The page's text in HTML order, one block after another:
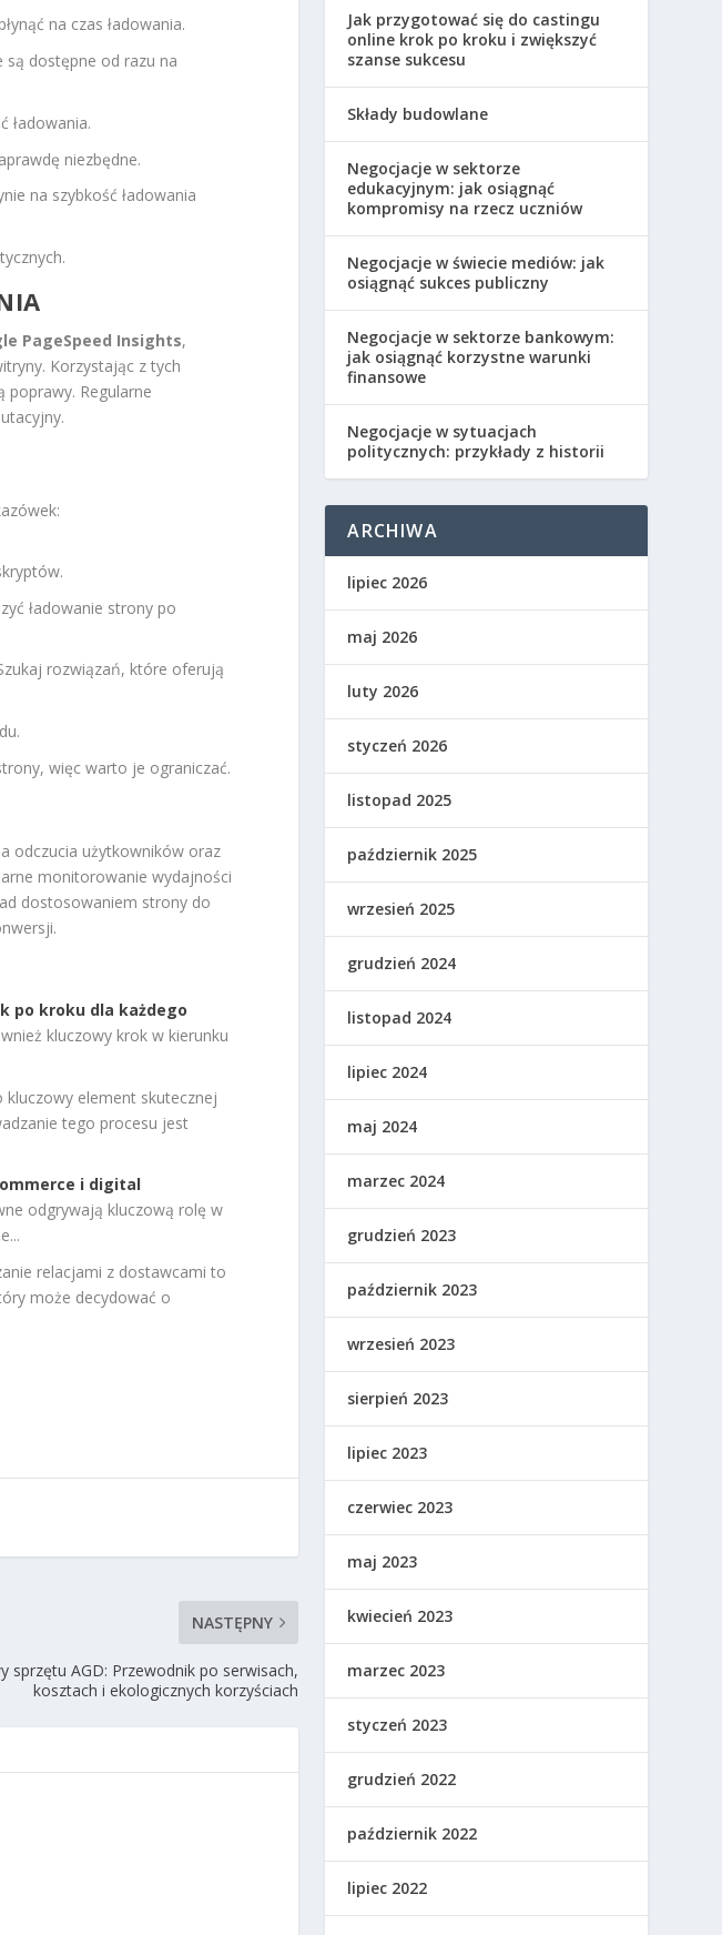
na czas ładowania.
są dostępne od razu na
ładowania.
niezbędne.
na szybkość ładowania
PageSpeed Insights,
Korzystając z tych
Regularne
ładowanie strony po
rozwiązań, które oferują
więc warto je ograniczać.
odczucia użytkowników oraz
monitorowanie wydajności
dostosowaniem strony do
po kroku dla każdego
kluczowy krok w kierunku
kluczowy element skutecznej
tego procesu jest
i digital
odgrywają kluczową rolę w
relacjami z dostawcami to
może decydować o
NASTĘPNY
sprzętu AGD: Przewodnik po serwisach,
kosztach i ekologicznych korzyściach
Jak przygotować się do castingu
online krok po kroku i zwiększyć
szanse sukcesu
Składy budowlane
Negocjacje w sektorze
edukacyjnym: jak osiągnąć
kompromisy na rzecz uczniów
Negocjacje w świecie mediów: jak
osiągnąć sukces publiczny
Negocjacje w sektorze bankowym:
jak osiągnąć korzystne warunki
finansowe
Negocjacje w sytuacjach
politycznych: przykłady z historii
ARCHIWA
lipiec 2026
maj 2026
luty 2026
styczeń 2026
listopad 2025
październik 2025
wrzesień 2025
grudzień 2024
listopad 2024
lipiec 2024
maj 2024
marzec 2024
grudzień 2023
październik 2023
wrzesień 2023
sierpień 2023
lipiec 2023
czerwiec 2023
maj 2023
kwiecień 2023
marzec 2023
styczeń 2023
grudzień 2022
październik 2022
lipiec 2022